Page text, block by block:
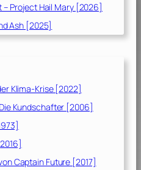
– Project Hail Mary [2026]
Ash [2025]
Klima-Krise [2022]
Kundschafter [2006]
Captain Future [2017]